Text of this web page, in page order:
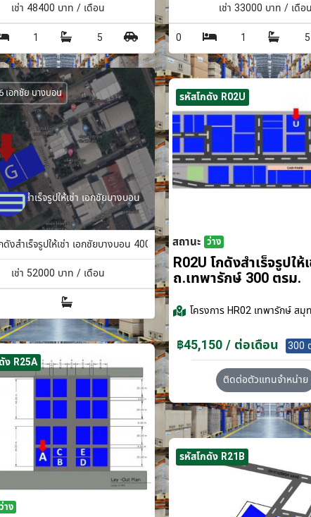
เช่า 48400 บาท / เดือน
1 5
เช่า 33000 บาท / เดือน
0
1 5
กดังสำเร็จรูปให้เช่า เอกชัยบางบอน
ม.
เอกชัย บางบอน
ดังสำเร็จรูปให้เช่า เอกชัยบางบอน 400 ตรม.
เช่า 52000 บาท / เดือน
รหัสโกดัง R02U
สถานะ ว่าง
R02U โกดังสำเร็จรูปให้
ถ.เทพารักษ์ 300 ตรม.
โครงการHR02 เทพารักษ์ สมุ
฿45,150 / ต่อเดือน 300
ติดต่อตัวแทนจำหน่าย
ง R25A
ว่าง
รหัสโกดัง R21B